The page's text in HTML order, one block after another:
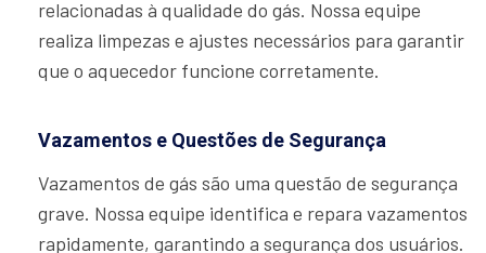
relacionadas à qualidade do gás. Nossa equipe
realiza limpezas e ajustes necessários para garantir
que o aquecedor funcione corretamente.
Vazamentos e Questões de Segurança
Vazamentos de gás são uma questão de segurança
grave. Nossa equipe identifica e repara vazamentos
rapidamente, garantindo a segurança dos usuários.